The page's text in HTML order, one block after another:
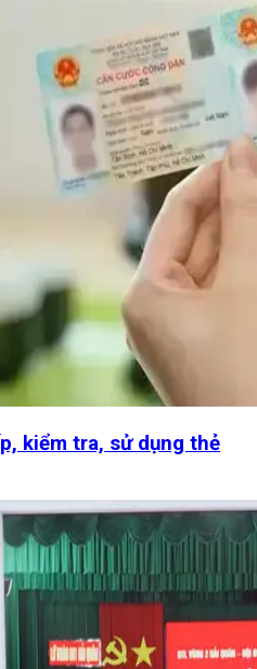
kiểm tra, sử dụng thẻ